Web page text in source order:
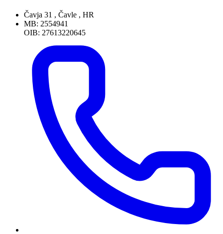
Čavja 31 , Čavle , HR
MB: 2554941
OIB: 27613220645